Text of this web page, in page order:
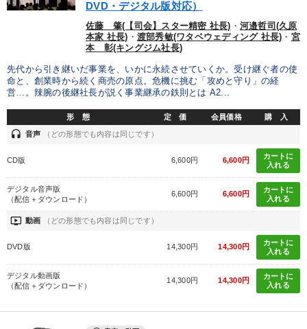
DVD・デジタル版対応）
佐藤 肇(【司会】スター精密 社長) ・ 河邉哲司(久原
本家 社長) ・ 渡部秀敏(ワタベウェディング 社長) ・ 宮
本 彰(キングジム社長)
先代から引き継いだ事業を、いかに永続させていくか。受け継ぐ者の使
命と、創業時から続く商売の原点。危機に挑む「攻めと守り」の経
営…。辣腕の後継社長が説く事業継承の鉄則とは A2...
形 態 定 価 会員価格 購 入
headset 音声 （どの形態でも内容は同じです）
CD版 6,600円 6,600円
カートに
入れる
デジタル音声版
（配信＋ダウンロード）
6,600円 6,600円
カートに
入れる
ondemand_video 動画 （どの形態でも内容は同じです）
DVD版 14,300円 14,300円
カートに
入れる
デジタル動画版
（配信＋ダウンロード）
14,300円 14,300円
カートに
入れる